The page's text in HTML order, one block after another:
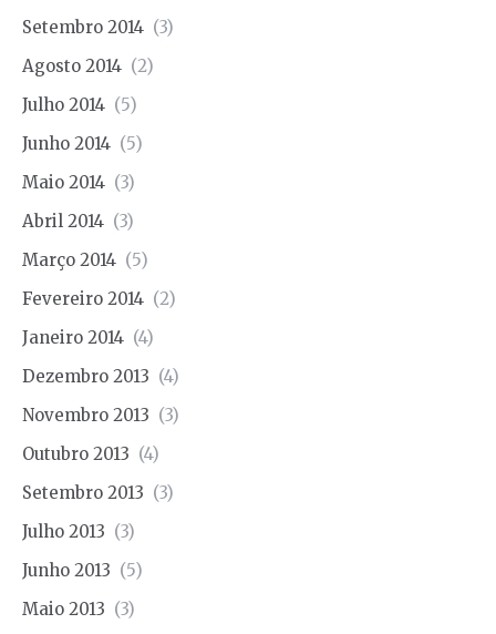
Setembro 2014 (3)
Agosto 2014 (2)
Julho 2014 (5)
Junho 2014 (5)
Maio 2014 (3)
Abril 2014 (3)
Março 2014 (5)
Fevereiro 2014 (2)
Janeiro 2014 (4)
Dezembro 2013 (4)
Novembro 2013 (3)
Outubro 2013 (4)
Setembro 2013 (3)
Julho 2013 (3)
Junho 2013 (5)
Maio 2013 (3)